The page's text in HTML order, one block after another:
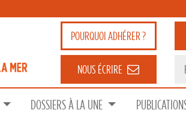
POURQUOIADHÉRER ?
NOUS ÉCRIRE
DOSSIERS À LA UNE